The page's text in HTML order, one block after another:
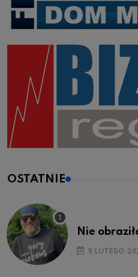
OSTATNIE
Nie
9 LUTEGO